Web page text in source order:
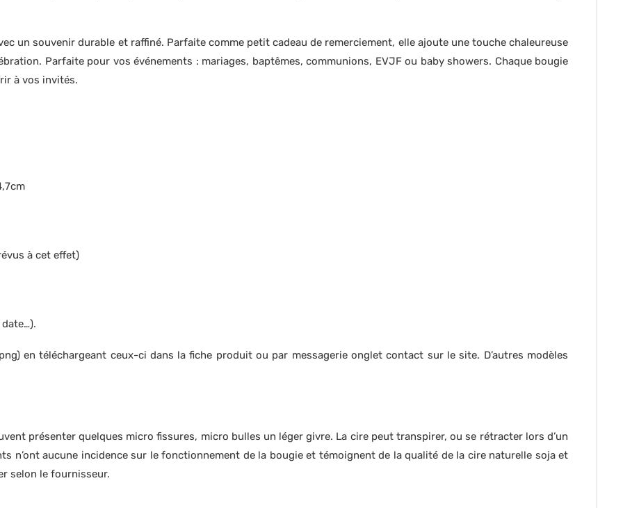
un souvenir durable et raffiné. Parfaite comme petit cadeau de remerciement, elle ajoute une touche chaleureuse
Parfaite pour vos événements : mariages, baptêmes, communions, EVJF ou baby showers. Chaque bougie
à vos invités.
à cet effet)
en téléchargeant ceux-ci dans la fiche produit ou par messagerie onglet contact sur le site. D’autres modèles
présenter quelques micro fissures, micro bulles un léger givre. La cire peut transpirer, ou se rétracter lors d’un
n’ont aucune incidence sur le fonctionnement de la bougie et témoignent de la qualité de la cire naturelle soja et
selon le fournisseur.